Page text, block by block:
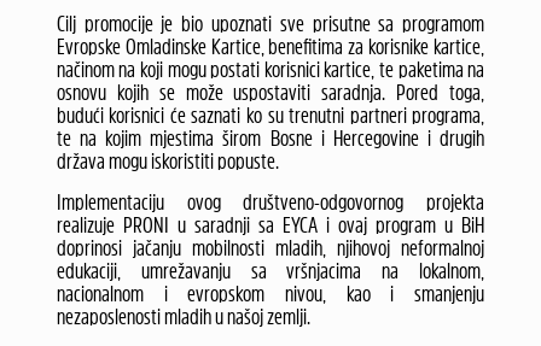
Cilj promocije je bio upoznati sve prisutne sa programom
Evropske Omladinske Kartice, benefitima za korisnike kartice,
načinom na koji mogu postati korisnici kartice, te paketima na
osnovu kojih se može uspostaviti saradnja. Pored toga,
budući korisnici će saznati ko su trenutni partneri programa,
te na kojim mjestima širom Bosne i Hercegovine i drugih
država mogu iskoristiti popuste.
Implementaciju ovog društveno-odgovornog projekta
realizuje PRONI u saradnji sa EYCA i ovaj program u BiH
doprinosi jačanju mobilnosti mladih, njihovoj neformalnoj
edukaciji, umrežavanju sa vršnjacima na lokalnom,
nacionalnom i evropskom nivou, kao i smanjenju
nezaposlenosti mladih u našoj zemlji.